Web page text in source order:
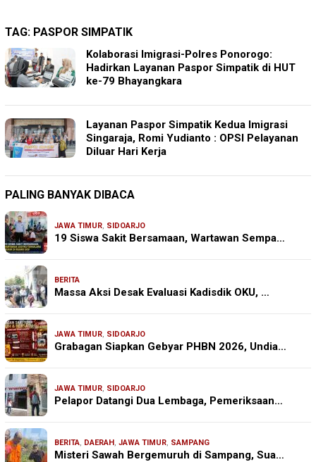
TAG: PASPOR SIMPATIK
Kolaborasi Imigrasi-Polres Ponorogo:
Hadirkan Layanan Paspor Simpatik di HUT
ke-79 Bhayangkara
Layanan Paspor Simpatik Kedua Imigrasi
Singaraja, Romi Yudianto : OPSI Pelayanan
Diluar Hari Kerja
PALING BANYAK DIBACA
JAWA TIMUR, SIDOARJO
19 Siswa Sakit Bersamaan, Wartawan Sempa…
BERITA
Massa Aksi Desak Evaluasi Kadisdik OKU, …
JAWA TIMUR, SIDOARJO
Grabagan Siapkan Gebyar PHBN 2026, Undia…
JAWA TIMUR, SIDOARJO
Pelapor Datangi Dua Lembaga, Pemeriksaan…
BERITA, DAERAH, JAWA TIMUR, SAMPANG
Misteri Sawah Bergemuruh di Sampang, Sua…